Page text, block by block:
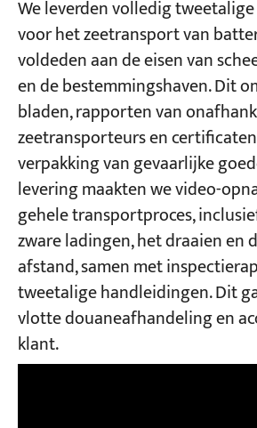
We leverden volledig
voor het zeetransport van
voldeden aan de eisen van
en de bestemmingshaven. Dit
bladen, rapporten van
zeetransporteurs en
verpakking van gevaarlijke
levering maakten we video-
gehele transportproces,
zware ladingen, het draaien en
afstand, samen met
tweetalige handleidingen. Dit
vlotte douaneafhandeling en
klant.